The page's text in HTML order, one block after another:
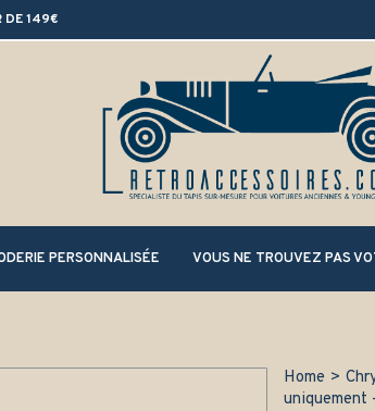
DE 149€
PERSONNALISÉE VOUS NE TROUVEZ PAS
Home >
uniquement